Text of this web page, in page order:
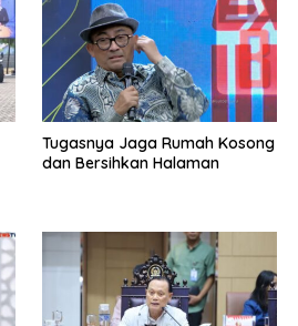
Tugasnya Jaga Rumah Kosong
dan Bersihkan Halaman